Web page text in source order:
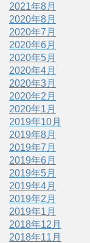
2021年8月
2020年8月
2020年7月
2020年6月
2020年5月
2020年4月
2020年3月
2020年2月
2020年1月
2019年10月
2019年8月
2019年7月
2019年6月
2019年5月
2019年4月
2019年2月
2019年1月
2018年12月
2018年11月